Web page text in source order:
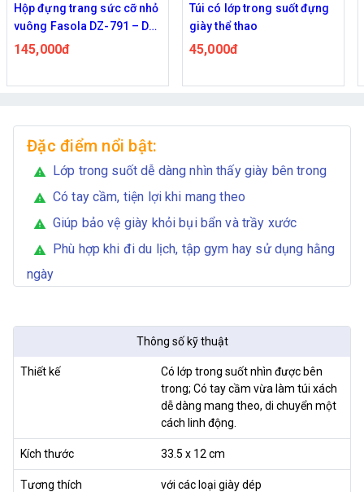
Hộp đựng trang sức cỡ nhỏ
vuông Fasola DZ-791 – Da
PU cao cấp, lót nhung mịn
145,000đ
Túi có lớp trong suốt đựng
giày thể thao
45,000đ
Đặc điểm nổi bật:
warning Lớp trong suốt dễ dàng nhìn thấy giày bên trong
warning Có tay cầm, tiện lợi khi mang theo
warning Giúp bảo vệ giày khỏi bụi bẩn và trầy xước
warning
Phù hợp khi đi du lịch, tập gym hay sử dụng hằng
ngày
Thông số kỹ thuật
Thiết kế
Có lớp trong suốt nhìn được bên
trong; Có tay cầm vừa làm túi xách
dễ dàng mang theo, di chuyển một
cách linh động.
Kích thước 33.5 x 12 cm
Tương thích với các loại giày dép